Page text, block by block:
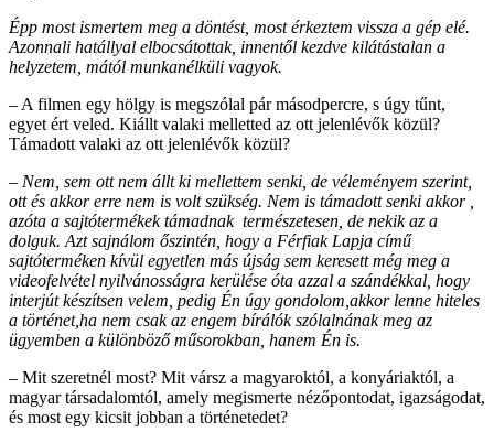
Épp most ismertem meg a döntést, most érkeztem vissza a gép elé.
Azonnali hatállyal elbocsátottak, innentől kezdve kilátástalan a
helyzetem, mától munkanélküli vagyok.
– A filmen egy hölgy is megszólal pár másodpercre, s úgy tűnt,
egyet ért veled. Kiállt valaki melletted az ott jelenlévők közül?
Támadott valaki az ott jelenlévők közül?
– Nem, sem ott nem állt ki mellettem senki, de véleményem szerint,
ott és akkor erre nem is volt szükség. Nem is támadott senki akkor ,
azóta a sajtótermékek támadnak természetesen, de nekik az a
dolguk. Azt sajnálom őszintén, hogy a Férfiak Lapja című
sajtóterméken kívül egyetlen más újság sem keresett még meg a
videofelvétel nyilvánosságra kerülése óta azzal a szándékkal, hogy
interjút készítsen velem, pedig Én úgy gondolom,akkor lenne hiteles
a történet,ha nem csak az engem bírálók szólalnának meg az
ügyemben a különböző műsorokban, hanem Én is.
– Mit szeretnél most? Mit vársz a magyaroktól, a konyáriaktól, a
magyar társadalomtól, amely megismerte nézőpontodat, igazságodat,
és most egy kicsit jobban a történetedet?